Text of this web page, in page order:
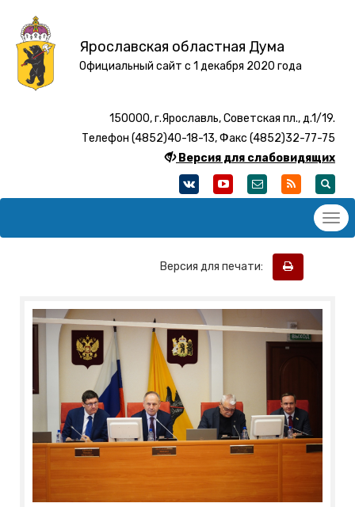
Ярославская областная Дума
Официальный сайт с 1 декабря 2020 года
150000, г.Ярославль, Советская пл., д.1/19.
Телефон (4852)40-18-13, Факс (4852)32-77-75
Версия для слабовидящих
Версия для печати: